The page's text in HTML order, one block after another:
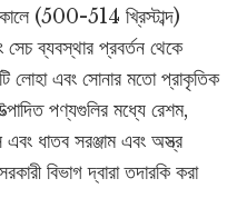
(500-514 খ্রিস্টাব্দ)
সেচ ব্যবস্থার প্রবর্তন থেকে
লোহা এবং সোনার মতো প্রাকৃতিক
পণ্যগুলির মধ্যে রেশম,
ধাতব সরঞ্জাম এবং অস্ত্র
বিভাগ দ্বারা তদারকি করা